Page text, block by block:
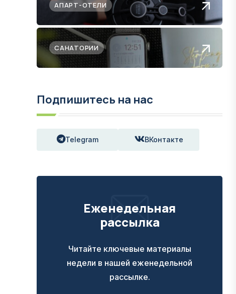
АПАРТ-ОТЕЛИ
САНАТОРИИ
Подпишитесь на нас
Telegram ВКонтакте
Еженедельная
рассылка
Читайте ключевые материалы
недели в нашей еженедельной
рассылке.